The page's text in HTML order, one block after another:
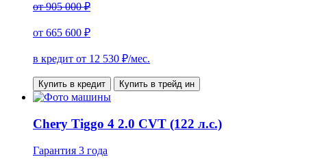
от905 000 ₽
от 665 600 ₽
в кредит от 12 530 ₽/мес.
Купить в кредит Купить в трейд ин
Chery Tiggo 4 2.0 CVT (122 л.с.)
Гарантия 3 года